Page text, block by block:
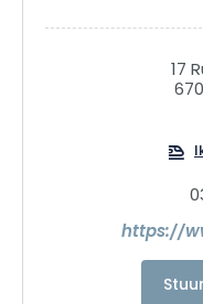
17
https://